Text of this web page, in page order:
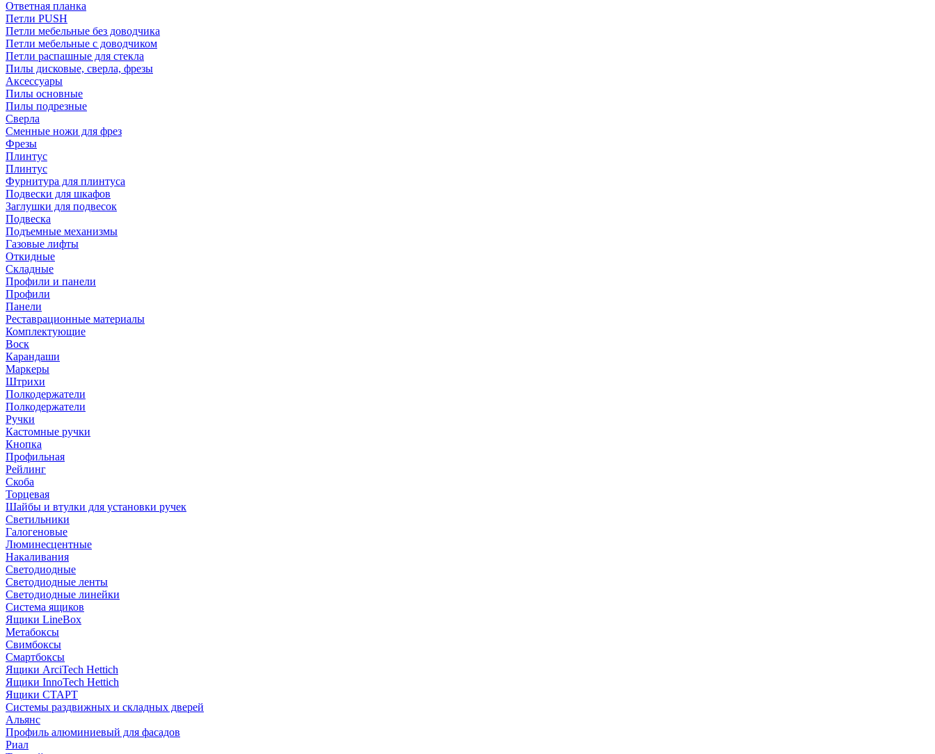
Ответная планка
Петли PUSH
Петли мебельные без доводчика
Петли мебельные с доводчиком
Петли распашные для стекла
Пилы дисковые, сверла, фрезы
Аксессуары
Пилы основные
Пилы подрезные
Сверла
Сменные ножи для фрез
Фрезы
Плинтус
Плинтус
Фурнитура для плинтуса
Подвески для шкафов
Заглушки для подвесок
Подвеска
Подъемные механизмы
Газовые лифты
Откидные
Складные
Профили и панели
Профили
Панели
Реставрационные материалы
Комплектующие
Воск
Карандаши
Маркеры
Штрихи
Полкодержатели
Полкодержатели
Ручки
Кастомные ручки
Кнопка
Профильная
Рейлинг
Скоба
Торцевая
Шайбы и втулки для установки ручек
Светильники
Галогеновые
Люминесцентные
Накаливания
Светодиодные
Светодиодные ленты
Светодиодные линейки
Система ящиков
Ящики LineBox
Метабоксы
Свимбоксы
Смартбоксы
Ящики ArciTech Hettich
Ящики InnoTech Hettich
Ящики СТАРТ
Системы раздвижных и складных дверей
Альянс
Профиль алюминиевый для фасадов
Риал